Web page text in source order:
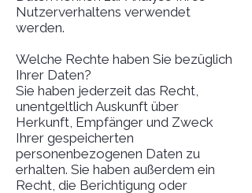
Nutzerverhaltens verwendet
werden.
Welche Rechte haben Sie bezüglich
Ihrer Daten?
Sie haben jederzeit das Recht,
unentgeltlich Auskunft über
Herkunft, Empfänger und Zweck
Ihrer gespeicherten
personenbezogenen Daten zu
erhalten. Sie haben außerdem ein
Recht, die Berichtigung oder